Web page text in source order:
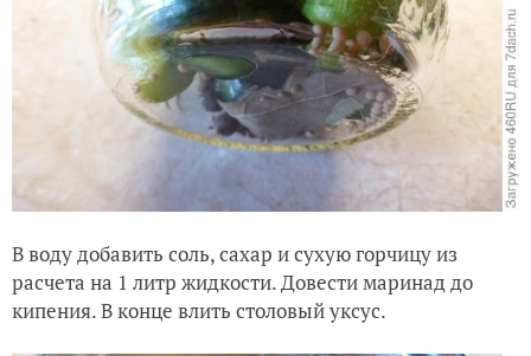
В воду добавить соль, сахар и сухую горчицу из
расчета на 1 литр жидкости. Довести маринад до
кипения. В конце влить столовый уксус.